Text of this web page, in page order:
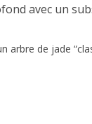
avec un
arbre de jade